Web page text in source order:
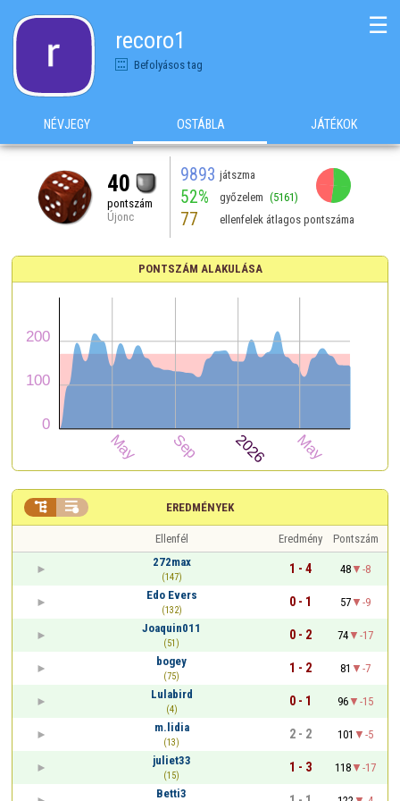
recoro1
Befolyásos tag
☰
NÉVJEGY OSTÁBLA JÁTÉKOK
40
pontszám
Újonc
9893 játszma
52% győzelem (5161)
77 ellenfelek átlagos pontszáma
PONTSZÁM ALAKULÁSA
EREDMÉNYEK
 
Ellenfél Eredmény
Pontszám
272max
(147)
1 - 4 48
-8
Edo Evers
(132)
0 - 1 57
-9
Joaquin011
(51)
0 - 2 74
-17
bogey
(75)
1 - 2 81
-7
Lulabird
(4)
0 - 1 96
-15
m.lidia
(13)
2 - 2 101
-5
juliet33
(15)
1 - 3 118
-17
Betti3